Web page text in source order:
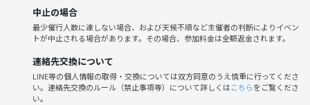
中止の場合
最少催行人数に達しない場合、および天候不順など主催者の判断によりイベン
トが中止される場合があります。その場合、参加料金は全額返金されます。
連絡先交換について
LINE等の個人情報の取得・交換については双方同意のうえ慎重に行ってくださ
い。連絡先交換のルール（禁止事項等）について詳しくはこちらをご覧くださ
い。